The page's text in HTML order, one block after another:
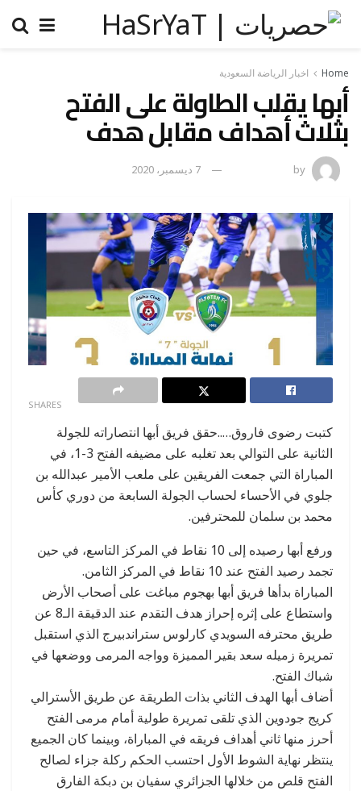
Home اخبار الرياضة السعودية
أبها يقلب الطاولة على الفتح
بثلاث أهداف مقابل هدف
by 7 ديسمبر، 2020
SHARES
كتبت رضوى فاروق…..حقق فريق أبها انتصاراته للجولة
الثانية على التوالي بعد تغلبه على مضيفه الفتح 3-1، في
المباراة التي جمعت الفريقين على ملعب الأمير عبدالله بن
جلوي في الأحساء لحساب الجولة السابعة من دوري كأس
محمد بن سلمان للمحترفين.
ورفع أبها رصيده إلى 10 نقاط في المركز التاسع، في حين
تجمد رصيد الفتح عند 10 نقاط في المركز الثامن.
المباراة بدأها فريق أبها بهجوم مباغت على أصحاب الأرض
واستطاع على إثره إحراز هدف التقدم عند الدقيقة الـ8 عن
طريق محترفه السويدي كارلوس ستراندبيرج الذي استقبل
تمريرة زميله سعد بقير المميزة وواجه المرمى ووضعها في
شباك الفتح.
أضاف أبها الهدف الثاني بذات الطريقة عن طريق الأسترالي
كريج جودوين الذي تلقى تمريرة طولية أمام مرمى الفتح
أحرز منها ثاني أهداف فريقه في المباراة، وبينما كان الجميع
ينتظر نهاية الشوط الأول احتسب الحكم ركلة جزاء لصالح
الفتح قلص من خلالها الجزائري سفيان بن دبكة الفارق